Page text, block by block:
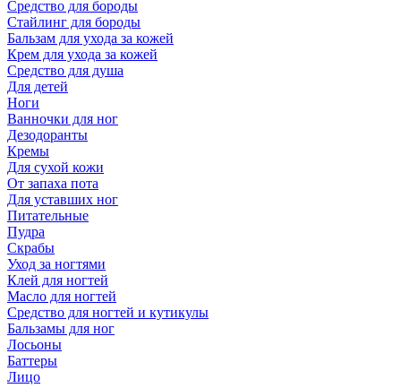
Средство для бороды
Стайлинг для бороды
Бальзам для ухода за кожей
Крем для ухода за кожей
Средство для душа
Для детей
Ноги
Ванночки для ног
Дезодоранты
Кремы
Для сухой кожи
От запаха пота
Для уставших ног
Питательные
Пудра
Скрабы
Уход за ногтями
Клей для ногтей
Масло для ногтей
Средство для ногтей и кутикулы
Бальзамы для ног
Лосьоны
Баттеры
Лицо